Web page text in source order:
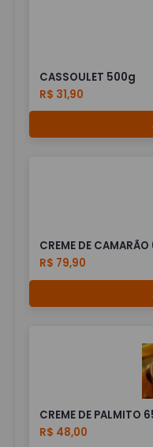
CASSOULET 500g
R$ 31,90
CREME DE
R$ 79,90
CREME DE PALMITO
R$ 48,00